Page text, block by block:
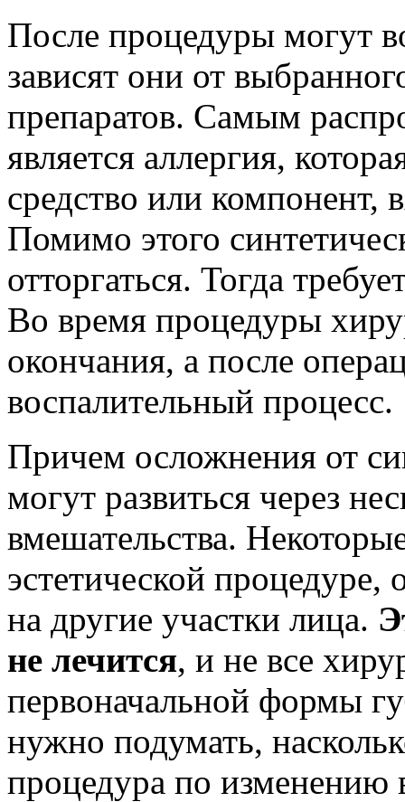
После процедуры могут
зависят они от
препаратов. Самым
является аллергия,
средство или компонент,
Помимо этого
отторгаться. Тогда
Во время процедуры
окончания, а после
воспалительный процесс.
Причем осложнения от
могут развиться через
вмешательства.
эстетической
на другие участки лица.
не лечится, и не все
первоначальной формы
нужно подумать,
процедура по изменению